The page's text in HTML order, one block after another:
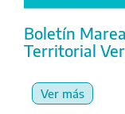
Boletín
Territorial
Ver más